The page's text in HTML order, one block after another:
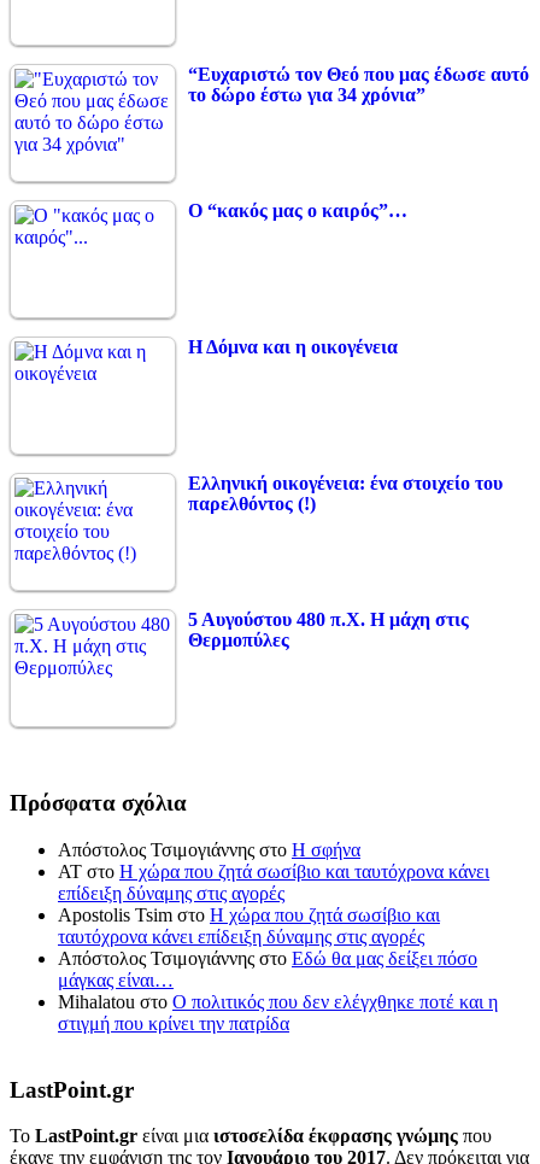
“Ευχαριστώ τον Θεό που μας έδωσε αυτό
το δώρο έστω για 34 χρόνια”
Ο “κακός μας ο καιρός”…
Η Δόμνα και η οικογένεια
Ελληνική οικογένεια: ένα στοιχείο του
παρελθόντος (!)
5 Αυγούστου 480 π.Χ. Η μάχη στις
Θερμοπύλες
Πρόσφατα σχόλια
Απόστολος Τσιμογιάννης στο Η σφήνα
ΑΤ στο Η χώρα που ζητά σωσίβιο και ταυτόχρονα κάνει
επίδειξη δύναμης στις αγορές
Apostolis Tsim στο Η χώρα που ζητά σωσίβιο και
ταυτόχρονα κάνει επίδειξη δύναμης στις αγορές
Απόστολος Τσιμογιάννης στο Εδώ θα μας δείξει πόσο
μάγκας είναι…
Mihalatou στο Ο πολιτικός που δεν ελέγχθηκε ποτέ και η
στιγμή που κρίνει την πατρίδα
LastPoint.gr
To LastPoint.gr είναι μια ιστοσελίδα έκφρασης γνώμης που
έκανε την εμφάνιση της τον Ιανουάριο του 2017. Δεν πρόκειται για